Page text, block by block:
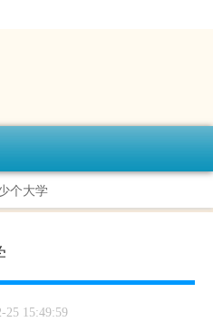
个大学
25 15:49:59